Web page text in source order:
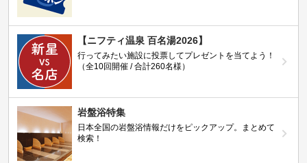
【ニフティ温泉 百名湯2026】
行ってみたい施設に投票してプレゼントを当てよう！
（全10回開催 / 合計260名様）
岩盤浴特集
日本全国の岩盤浴情報だけをピックアップ。まとめて
検索！